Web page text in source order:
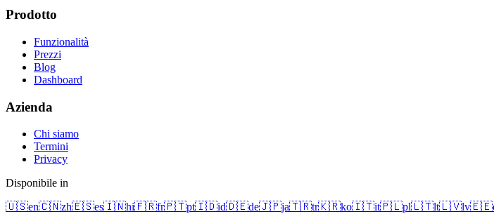
Prodotto
Funzionalità
Prezzi
Blog
Dashboard
Azienda
Chi siamo
Termini
Privacy
Disponibile in
🇺🇸en🇨🇳zh🇪🇸es🇮🇳hi🇫🇷fr🇵🇹pt🇮🇩id🇩🇪de🇯🇵ja🇹🇷tr🇰🇷ko🇮🇹it🇵🇱pl🇱🇹lt🇱🇻lv🇪🇪